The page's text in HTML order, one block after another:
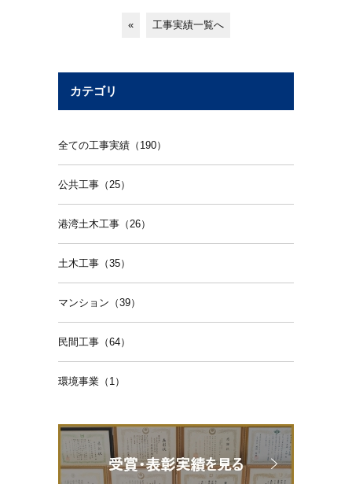
« 工事実績一覧へ
カテゴリ
全ての工事実績（190）
公共工事（25）
港湾土木工事（26）
土木工事（35）
マンション（39）
民間工事（64）
環境事業（1）